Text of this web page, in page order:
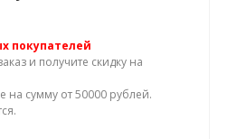
покупателей
и получите скидку на
на сумму от 50000 рублей.